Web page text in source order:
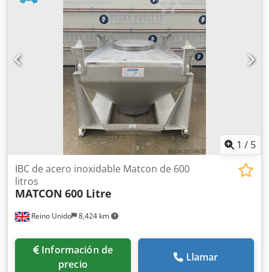
1 / 5
Reino Unido 8,424 km
IBC de acero inoxidable Matcon de 600
litros
MATCON 600 Litre
Información de
precio
Llamar